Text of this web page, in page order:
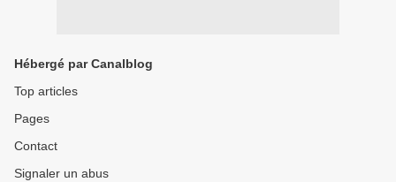
Hébergé par Canalblog
Top articles
Pages
Contact
Signaler un abus